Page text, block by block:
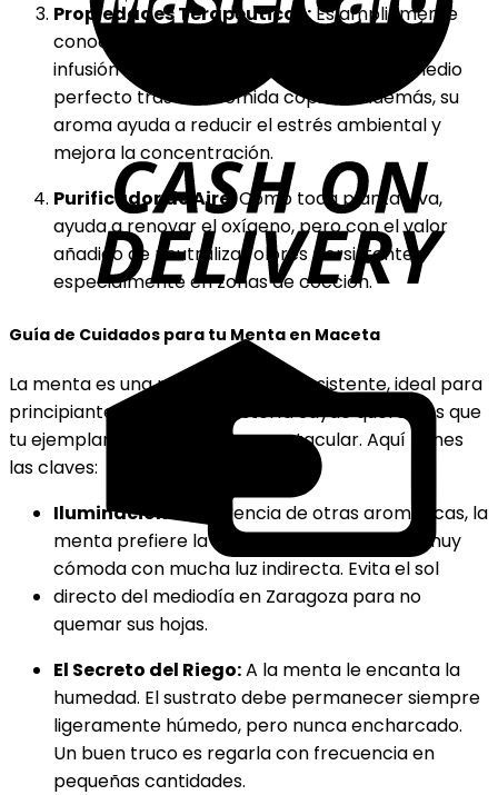
Propiedades Terapéuticas:Es ampliamente
conocida por sus beneficios digestivos. Una
infusión de hojas recién cortadas es el remedio
perfecto tras una comida copiosa. Además, su
aroma ayuda a reducir el estrés ambiental y
mejora la concentración.
Purificador de Aire: Como toda planta viva,
ayuda a renovar el oxígeno, pero con el valor
añadido de neutralizar olores persistentes,
especialmente en zonas de cocción.
Guía de Cuidados para tu Menta en Maceta
La menta es una planta rústica y resistente, ideal para
principiantes, pero en Floristería Sayde queremos que
tu ejemplar luzca siempre espectacular. Aquí tienes
las claves:
Iluminación:
A diferencia de otras aromáticas, la
menta prefiere lasemisombra. Se siente muy
cómoda con mucha luz indirecta. Evita el sol
directo del mediodía en Zaragoza para no
quemar sus hojas.
El Secreto del Riego:A la menta le encanta la
humedad. El sustrato debe permanecer siempre
ligeramente húmedo, pero nunca encharcado.
Un buen truco es regarla con frecuencia en
pequeñas cantidades.